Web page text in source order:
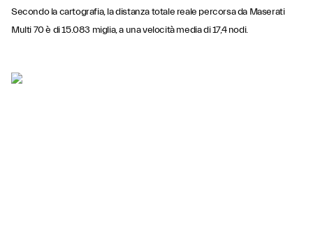
Secondo la cartografia, la distanza totale reale percorsa da Maserati
Multi 70 è di 15.083 miglia, a una velocità media di 17,4 nodi.